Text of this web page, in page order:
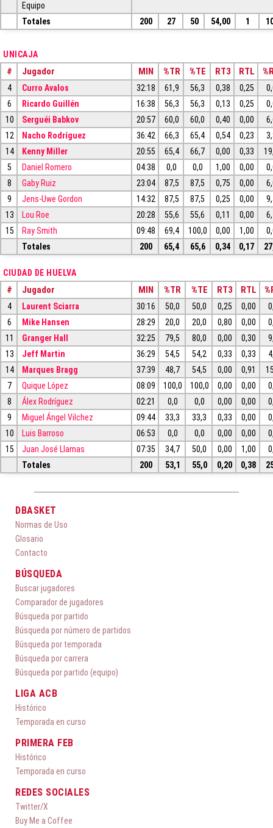
Equipo
Totales
200 27 50 54,00 1
UNICAJA
# Jugador MIN %TR %TE RT3 RTL
4 Curro Avalos 32:18 61,9 56,3 0,38 0,25
6
Ricardo Guillén 16:38 56,3 56,3 0,13 0,25
10
Serguéi Babkov 20:57 60,0 60,0 0,40 0,00
12
Nacho Rodríguez 36:42 66,3 65,4 0,54 0,23
14
Kenny Miller 20:55 65,4 66,7 0,00 0,33
5
Daniel Romero 04:38 0,0 0,0 1,00 0,00
8
Gaby Ruiz 23:04 87,5 87,5 0,75 0,00
9
Jens-Uwe Gordon 14:32 87,5 87,5 0,25 0,00
13
Lou Roe 20:28 55,6 55,6 0,11 0,00
15
Ray Smith 09:48 69,4 100,0 0,00 1,00
Totales
200 65,4 65,6 0,34 0,17
CIUDAD DE HUELVA
# Jugador MIN %TR %TE RT3 RTL
4 Laurent Sciarra 30:16 50,0 50,0 0,25 0,00
6
Mike Hansen 28:29 20,0 20,0 0,80 0,00
11
Granger Hall 32:25 79,5 80,0 0,00 0,30
13
Jeff Martin 36:29 54,5 54,2 0,33 0,33
14
Marques Bragg 37:39 48,7 54,5 0,00 0,91
7
Quique López 08:09 100,0 100,0 0,00 0,00
8
Álex Rodríguez 02:21 0,0 0,0 0,00 0,00
9
Miguel Ángel Vilchez 09:44 33,3 33,3 0,33 0,00
10
Luis Barroso 06:53 0,0 0,0 0,00 0,00
15
Juan José Llamas 07:35 34,7 50,0 0,00 1,00
Totales
200 53,1 55,0 0,20 0,38
DBASKET
Normas de Uso
Glosario
Contacto
BÚSQUEDA
Buscar jugadores
Comparador de jugadores
Búsqueda por partido
Búsqueda por número de partidos
Búsqueda por temporada
Búsqueda por carrera
Búsqueda por partido (equipo)
LIGA ACB
Histórico
Temporada en curso
PRIMERA FEB
Histórico
Temporada en curso
REDES SOCIALES
Twitter/X
Buy Me a Coffee